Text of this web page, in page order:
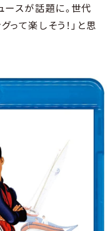
スが話題に。世代
って楽しそう！」と思